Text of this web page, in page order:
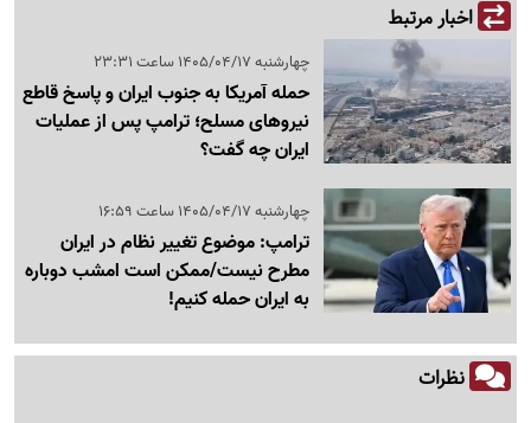
اخبار مرتبط
چهارشنبه 1405/04/17 ساعت 23:31
حمله آمریکا به جنوب ایران و پاسخ قاطع
نیروهای مسلح؛ ترامپ پس از عملیات
ایران چه گفت؟
چهارشنبه 1405/04/17 ساعت 16:59
ترامپ: موضوع تغییر نظام در ایران
مطرح نیست/ممکن است امشب دوباره
به ایران حمله کنیم!
نظرات